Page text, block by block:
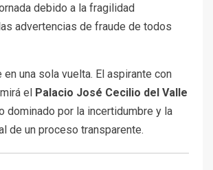
debido a la fragilidad
advertencias de fraude de todos
en una sola vuelta. El aspirante con
el Palacio José Cecilio del Valle
dominado por la incertidumbre y la
de un proceso transparente.